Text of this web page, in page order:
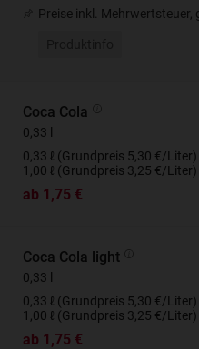
Preise inkl. Mehrwertsteuer,
Coca Cola
0,33 l
0,33 ℓ (Grundpreis 5,30 €/Liter)
1,00 ℓ (Grundpreis 3,25 €/Liter)
ab 1,75 €
Coca Cola light
0,33 l
0,33 ℓ (Grundpreis 5,30 €/Liter)
1,00 ℓ (Grundpreis 3,25 €/Liter)
ab 1,75 €